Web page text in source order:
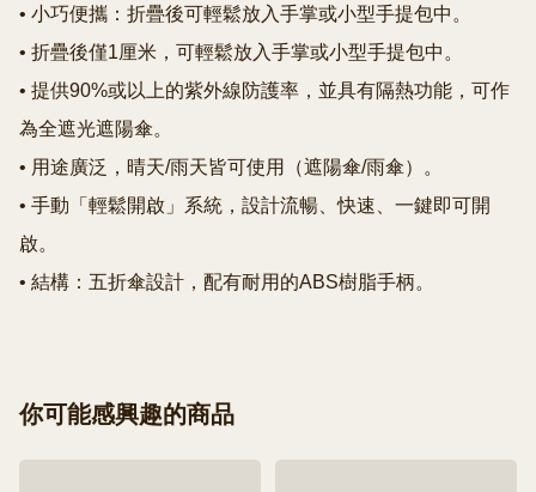
• 小巧便攜：折疊後可輕鬆放入手掌或小型手提包中。
• 折疊後僅1厘米，可輕鬆放入手掌或小型手提包中。
• 提供90%或以上的紫外線防護率，並具有隔熱功能，可作
為全遮光遮陽傘。
• 用途廣泛，晴天/雨天皆可使用（遮陽傘/雨傘）。
• 手動「輕鬆開啟」系統，設計流暢、快速、一鍵即可開
啟。
• 結構：五折傘設計，配有耐用的ABS樹脂手柄。
你可能感興趣的商品